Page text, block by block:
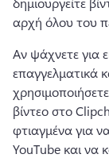
αρχή όλου του
Αν ψάχνετε για
επαγγελματικά
βίντεο στο
φτιαγμένα για
YouTube και να